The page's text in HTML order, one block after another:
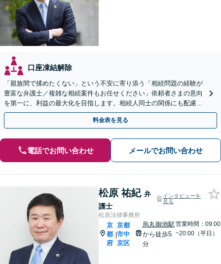
口座凍結解除
「親族間で揉めたくない」という不安に寄り添う「相続問題の経験が
豊富な弁護士／複雑な相続案件もお任せください」依頼者さまの意向
を第一に、利益の最大化を目指します。相続人同士の関係にも配慮
し、きめ細やかに対応
料金表を見る
電話でお問い合わせ メールでお問い合わせ
松原 祐紀 弁
護士
インタビューを
見る
松原法律事務所
京
都
府
|
京都
市中
京区
烏丸御池駅
から徒歩5
分
営業時間：09:00
~20:00（平日）